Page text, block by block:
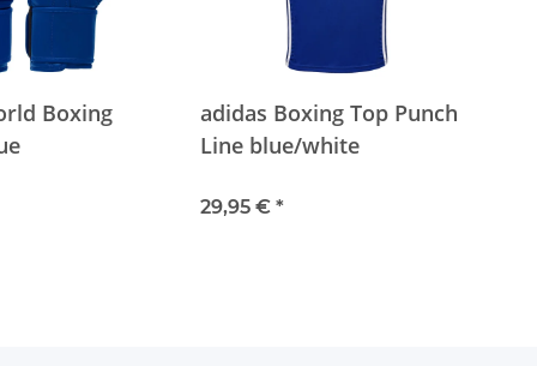
Boxing
adidas Boxing Top Punch
Line blue/white
29,95 € *